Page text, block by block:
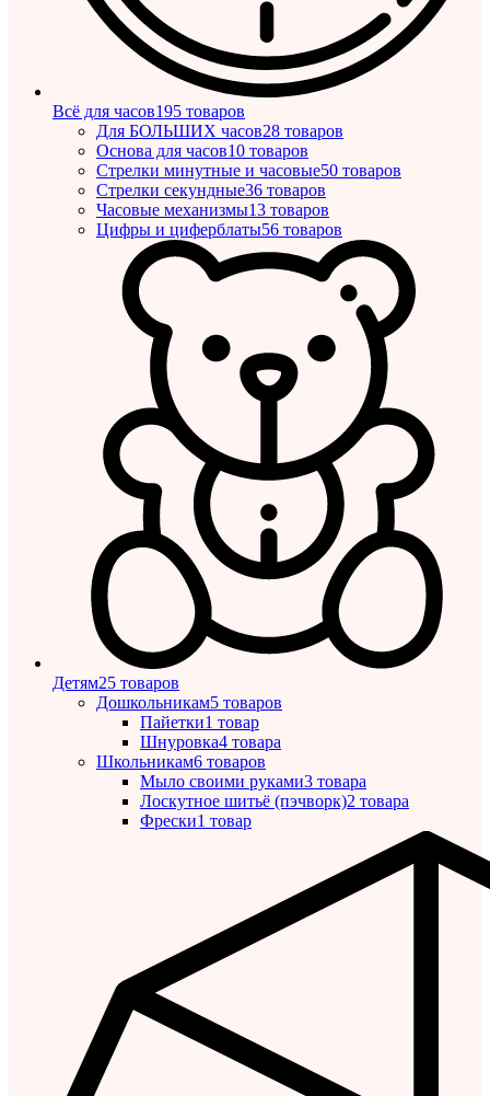
Всё для часов195 товаров
Для БОЛЬШИХ часов28 товаров
Основа для часов10 товаров
Стрелки минутные и часовые50 товаров
Стрелки секундные36 товаров
Часовые механизмы13 товаров
Цифры и циферблаты56 товаров
Детям25 товаров
Дошкольникам5 товаров
Пайетки1 товар
Шнуровка4 товара
Школьникам6 товаров
Мыло своими руками3 товара
Лоскутное шитьё (пэчворк)2 товара
Фрески1 товар